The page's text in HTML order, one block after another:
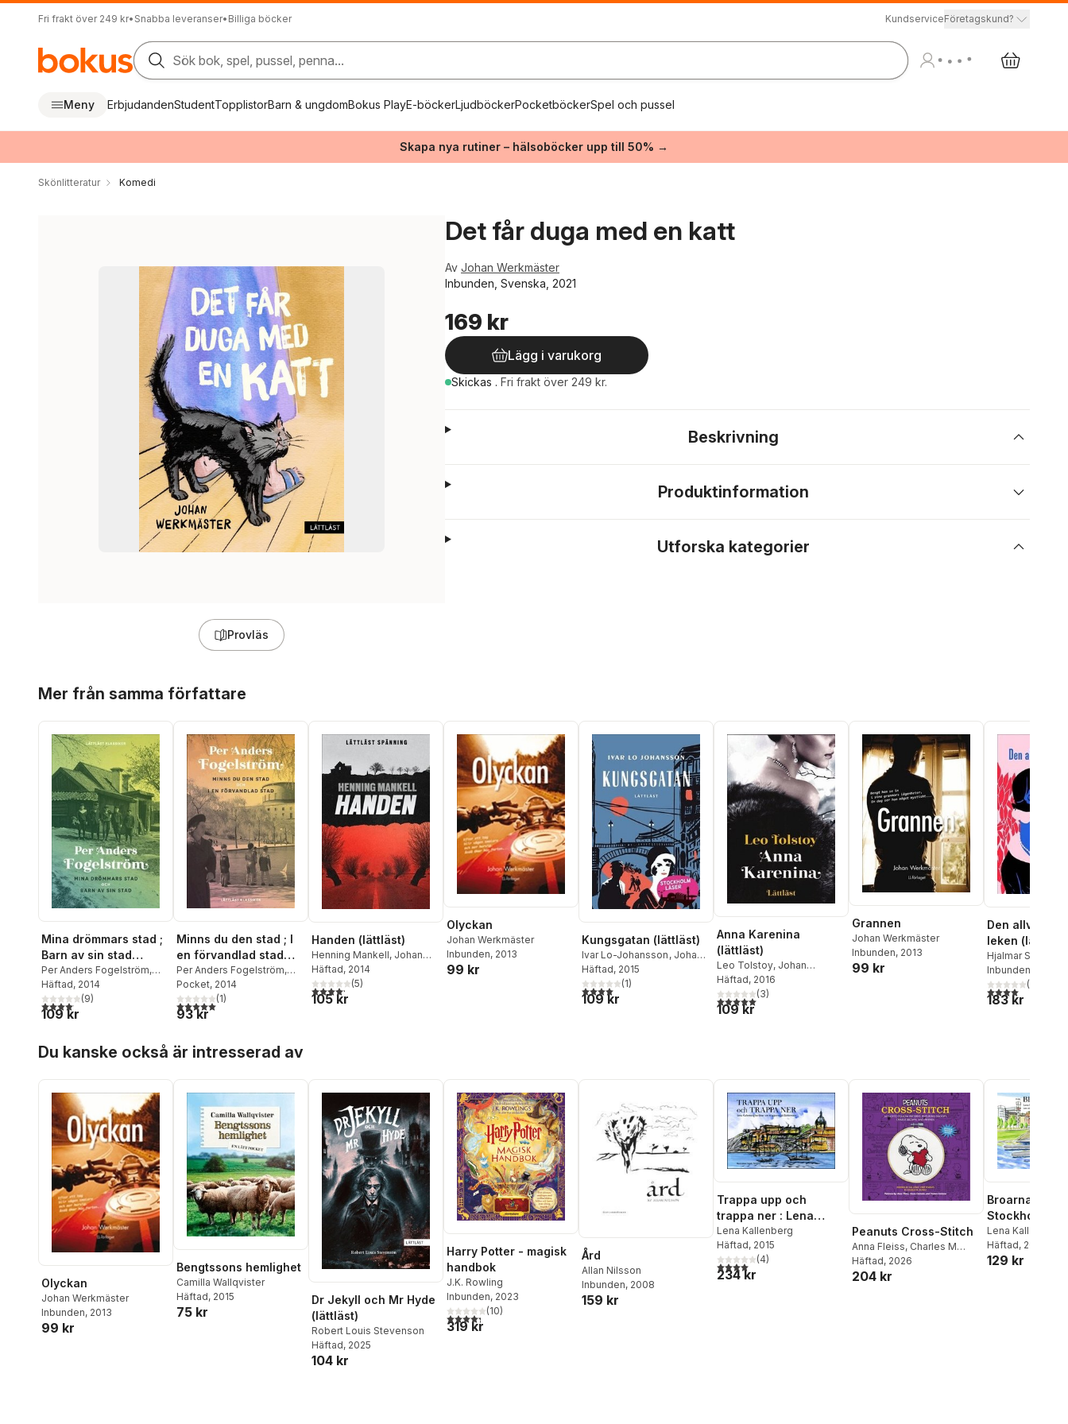
Fri frakt över 249 kr• Snabba leveranser• Billiga böcker KundserviceFöretagskund?
Sök bok, spel, pussel, penna...
Meny ErbjudandenStudentTopplistorBarn & ungdomBokus PlayE-böckerLjudböckerPocketböckerSpel och pussel
Skapa nya rutiner – hälsoböcker upp till 50% →
Skönlitteratur Komedi
Provläs
Det får duga med en katt
Av Johan Werkmäster
Inbunden, Svenska, 2021
169 kr
Lägg i varukorg
Skickas . Fri frakt över 249 kr.
Beskrivning
Produktinformation
Utforska kategorier
Mer från samma författare
Mina drömmars stad ;
Barn av sin stad
(lättläst)
Per Anders Fogelström,
Arne Säll,Johan
Werkmäster
Häftad, 2014
4,1utav 5 stjärnor. Totalt antal röster:
(9)
109 kr
Minns du den stad ; I
en förvandlad stad
(lättläst)
Per Anders Fogelström,
Johan Werkmäster
Pocket, 2014
5,0utav 5 stjärnor. Totalt antal röster:
(1)
93 kr
Handen (lättläst)
Henning Mankell, Johan
Werkmäster
Häftad, 2014
4,2utav 5 stjärnor. Totalt antal röster:
(5)
105 kr
Olyckan
Johan Werkmäster
Inbunden, 2013
99 kr
Kungsgatan (lättläst)
Ivar Lo-Johansson , Johan
Werkmäster
Häftad, 2015
4,0utav 5 stjärnor. Totalt antal röster:
(1)
109 kr
Anna Karenina
(lättläst)
Leo Tolstoy, Johan
Werkmäster
Häftad, 2016
5,0utav 5 stjärnor. Totalt antal röster:
(3)
109 kr
Grannen
Johan Werkmäster
Inbunden, 2013
99 kr
Den
leken (lättläst)
Hjalmar
Werkmäster
Inbunden
4,0utav 5(
183 kr
Du kanske också är intresserad av
Olyckan
Johan Werkmäster
Inbunden, 2013
99 kr
Bengtssons hemlighet
Camilla Wallqvister
Häftad, 2015
75 kr
Dr Jekyll och Mr Hyde
(lättläst)
Robert Louis Stevenson
Häftad, 2025
104 kr
Harry Potter - magisk
handbok
J.K. Rowling
Inbunden, 2023
4,3utav 5 stjärnor. Totalt antal röster:
(10)
319 kr
Ård
Allan Nilsson
Inbunden, 2008
159 kr
Trappa upp och
trappa ner : Lena
Kallenberg berättar
om trapporna på
Södermalm
Lena Kallenberg
Häftad, 2015
4,0utav 5 stjärnor. Totalt antal röster:
(4)
234 kr
Peanuts Cross-Stitch
Anna Fleiss, Charles M
Schulz, Dennis Caetano
Peanuts Worldwide, LLC
Häftad, 2026
204 kr
Broarna över
Stockholms
Lena Kallenberg
Häftad, 2020
129 kr